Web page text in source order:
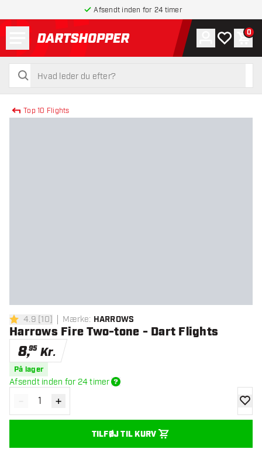
Afsendt inden for 24 timer
tilbage til forsiden
søg
søg
Konto
Min 0
Top 10 Flights
4.9 bedømmelsesstjerner
4.9 [10] Mærke: HARROWS
Harrows Fire Two-tone - Dart Flights
8,95 Kr.
På lager
Afsendt inden for 24 timer
Reducér antal
- Øg antal
+
TILFØJ TIL KURV